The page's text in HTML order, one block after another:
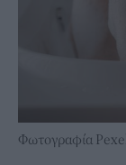
Φωτογραφία